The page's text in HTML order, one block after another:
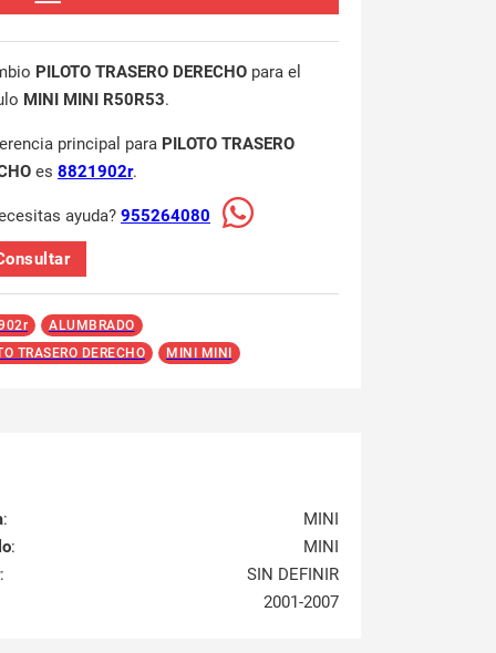
PILOTO TRASERO DERECHO para el
MINI MINI R50R53.
principal para PILOTO TRASERO
es 8821902r.
ayuda? 955264080
ALUMBRADO
TRASERO DERECHO
MINI MINI
:
MINI
:
MINI
:
SIN DEFINIR
2001-2007